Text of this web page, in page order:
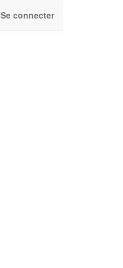
Se connecter